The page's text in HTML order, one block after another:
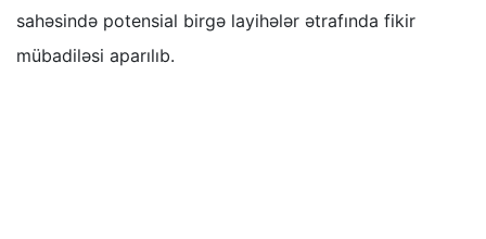
sahəsində potensial birgə layihələr ətrafında fikir
mübadiləsi aparılıb.